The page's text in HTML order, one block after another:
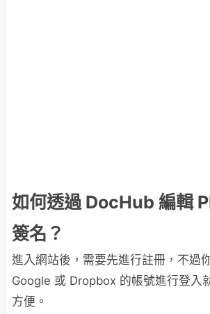
如何透過 DocHub 編輯
簽名？
進入網站後，需要先進行註冊，不過
Google 或 Dropbox 的帳號進行登入
方便。